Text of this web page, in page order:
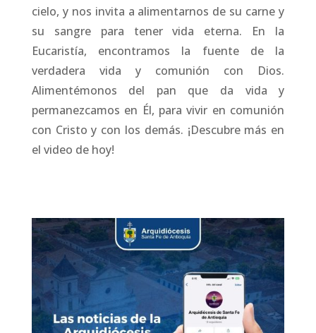
cielo, y nos invita a alimentarnos de su carne y
su sangre para tener vida eterna. En la
Eucaristía, encontramos la fuente de la
verdadera vida y comunión con Dios.
Alimentémonos del pan que da vida y
permanezcamos en Él, para vivir en comunión
con Cristo y con los demás. ¡Descubre más en
el video de hoy!